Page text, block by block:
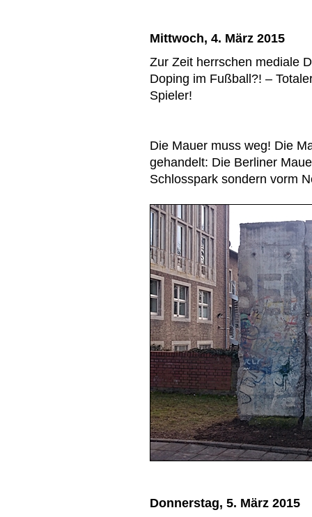
Mittwoch, 4. März 2015
Zur Zeit herrschen mediale
Doping im Fußball?! –
Spieler!
Die Mauer muss weg! Die
gehandelt: Die Berliner
Schlosspark sondern vorm
Donnerstag, 5. März 2015